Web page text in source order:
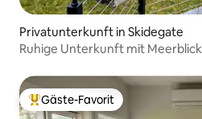
Privatunterkunft in Skidegate
Ruhige Unterkunft mit Meerblick
Beliebter Gäste-Favorit.
Gäste-Favorit